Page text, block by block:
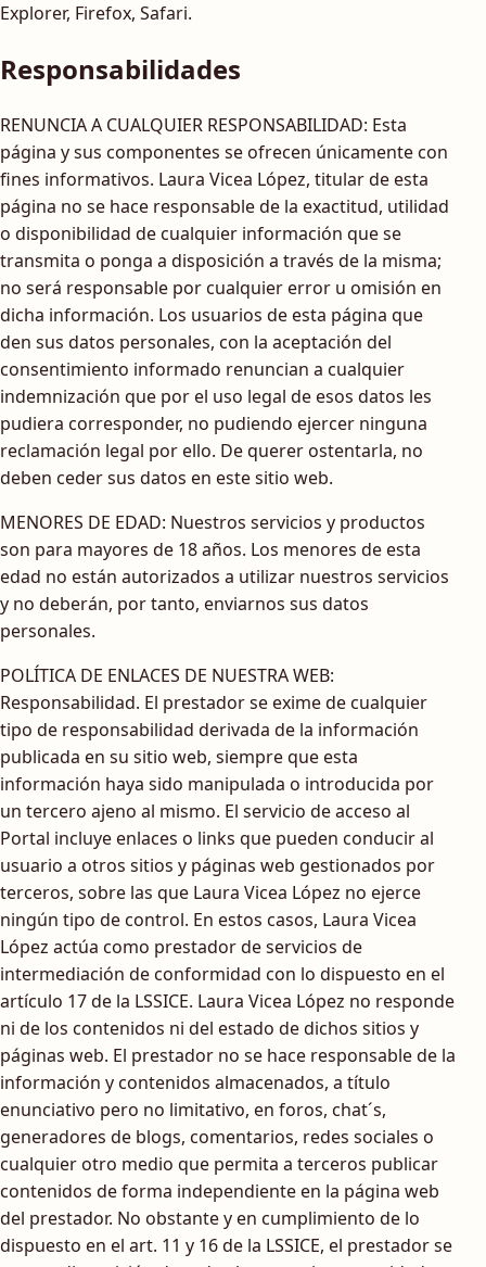
Explorer, Firefox, Safari.
Responsabilidades
RENUNCIA A CUALQUIER RESPONSABILIDAD: Esta
página y sus componentes se ofrecen únicamente con
fines informativos. Laura Vicea López, titular de esta
página no se hace responsable de la exactitud, utilidad
o disponibilidad de cualquier información que se
transmita o ponga a disposición a través de la misma;
no será responsable por cualquier error u omisión en
dicha información. Los usuarios de esta página que
den sus datos personales, con la aceptación del
consentimiento informado renuncian a cualquier
indemnización que por el uso legal de esos datos les
pudiera corresponder, no pudiendo ejercer ninguna
reclamación legal por ello. De querer ostentarla, no
deben ceder sus datos en este sitio web.
MENORES DE EDAD: Nuestros servicios y productos
son para mayores de 18 años. Los menores de esta
edad no están autorizados a utilizar nuestros servicios
y no deberán, por tanto, enviarnos sus datos
personales.
POLÍTICA DE ENLACES DE NUESTRA WEB:
Responsabilidad. El prestador se exime de cualquier
tipo de responsabilidad derivada de la información
publicada en su sitio web, siempre que esta
información haya sido manipulada o introducida por
un tercero ajeno al mismo. El servicio de acceso al
Portal incluye enlaces o links que pueden conducir al
usuario a otros sitios y páginas web gestionados por
terceros, sobre las que Laura Vicea López no ejerce
ningún tipo de control. En estos casos, Laura Vicea
López actúa como prestador de servicios de
intermediación de conformidad con lo dispuesto en el
artículo 17 de la LSSICE. Laura Vicea López no responde
ni de los contenidos ni del estado de dichos sitios y
páginas web. El prestador no se hace responsable de la
información y contenidos almacenados, a título
enunciativo pero no limitativo, en foros, chat´s,
generadores de blogs, comentarios, redes sociales o
cualquier otro medio que permita a terceros publicar
contenidos de forma independiente en la página web
del prestador. No obstante y en cumplimiento de lo
dispuesto en el art. 11 y 16 de la LSSICE, el prestador se